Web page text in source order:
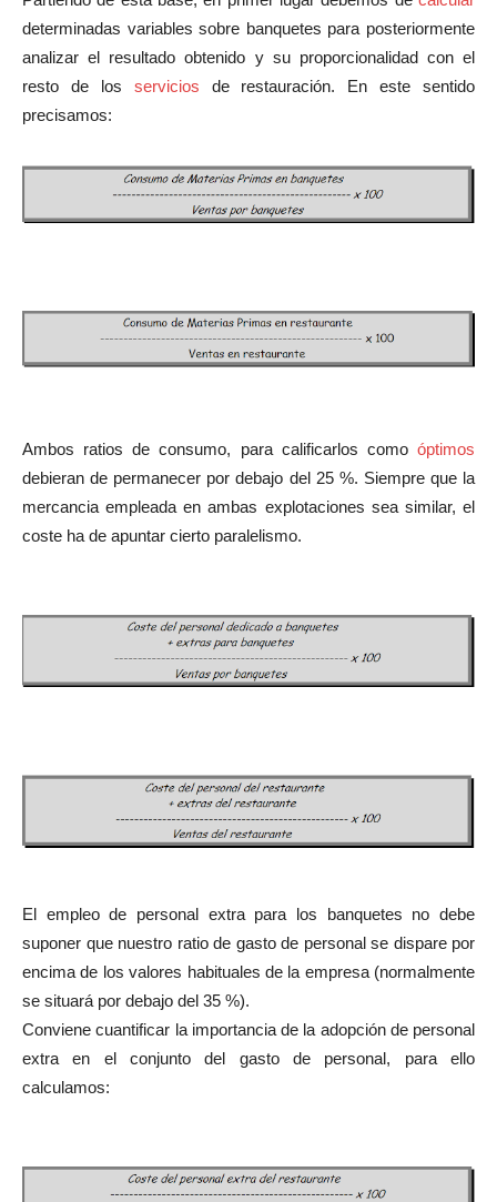
determinadas variables sobre banquetes para posteriormente
analizar el resultado obtenido y su proporcionalidad con el
resto de los servicios de restauración. En este sentido
precisamos:
Ambos ratios de consumo, para calificarlos como óptimos
debieran de permanecer por debajo del 25 %. Siempre que la
mercancia empleada en ambas explotaciones sea similar, el
coste ha de apuntar cierto paralelismo.
El empleo de personal extra para los banquetes no debe
suponer que nuestro ratio de gasto de personal se dispare por
encima de los valores habituales de la empresa (normalmente
se situará por debajo del 35 %).
Conviene cuantificar la importancia de la adopción de personal
extra en el conjunto del gasto de personal, para ello
calculamos: